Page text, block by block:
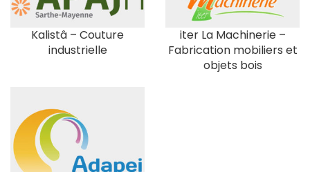
Kalistâ – Couture
industrielle
iter La Machinerie –
Fabrication mobiliers et
objets bois